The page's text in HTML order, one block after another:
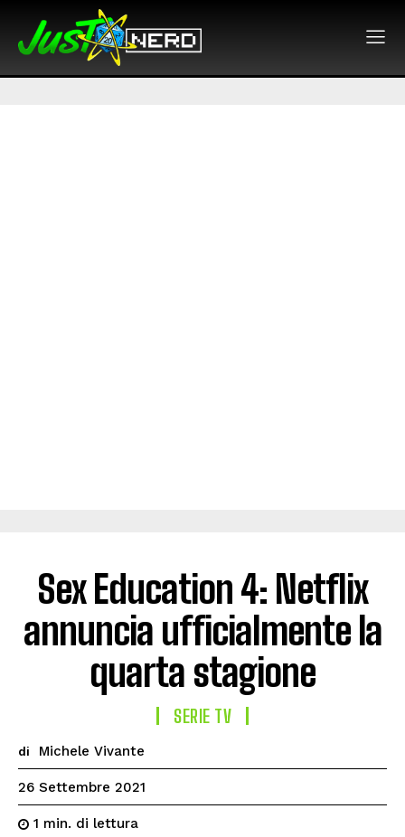
Sex Education 4: Netflix
annuncia ufficialmente la
quarta stagione
SERIE TV
di Michele Vivante
26 Settembre 2021
1 min. di lettura